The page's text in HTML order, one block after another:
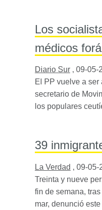
Los
médicos
Diario Sur , 09-05-
El PP vuelve a
secretario de
los populares
39
La Verdad , 09-05-
Treinta y nueve
fin de semana,
mar, denunció